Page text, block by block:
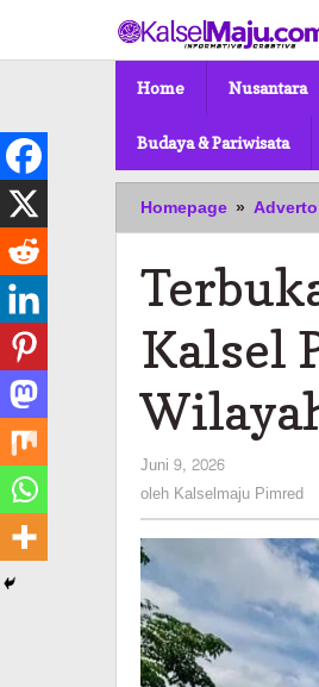
konten
Home Nusantara
Budaya & Pariwisata
Homepage »
Kalsel
Juni 9, 2026
Kalselmaju
Pimred
oleh Kalselmaju Pimred